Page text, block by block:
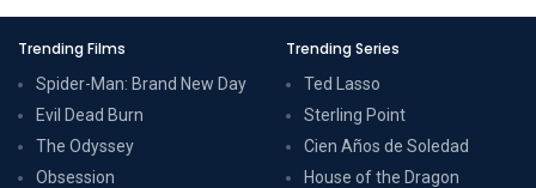
Trending Films
Spider-Man: Brand New Day
Evil Dead Burn
The Odyssey
Obsession
Trending Series
Ted Lasso
Sterling Point
Cien Años de Soledad
House of the Dragon